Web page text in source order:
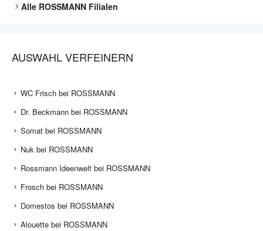
Alle ROSSMANN Filialen
AUSWAHL VERFEINERN
WC Frisch bei ROSSMANN
Dr. Beckmann bei ROSSMANN
Somat bei ROSSMANN
Nuk bei ROSSMANN
Rossmann Ideenwelt bei ROSSMANN
Frosch bei ROSSMANN
Domestos bei ROSSMANN
Alouette bei ROSSMANN